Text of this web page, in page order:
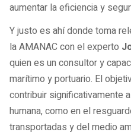
aumentar la eficiencia y
Y justo es ahí donde toma
la AMANAC con el experto
quien es un consultor y
marítimo y portuario. El
contribuir significativamente
humana, como en el
transportadas y del medio